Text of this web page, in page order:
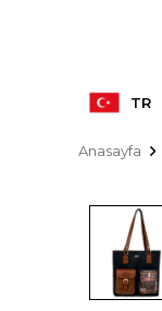
TR
Anasayfa